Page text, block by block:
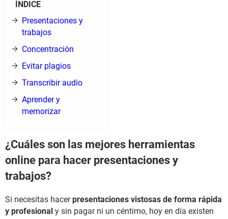
ÍNDICE
Presentaciones y
trabajos
Concentración
Evitar plagios
Transcribir audio
Aprender y
memorizar
¿Cuáles son las mejores herramientas
online para hacer presentaciones y
trabajos?
Si necesitas hacerpresentaciones vistosas de forma rápida
y profesional y sin pagar ni un céntimo, hoy en día existen